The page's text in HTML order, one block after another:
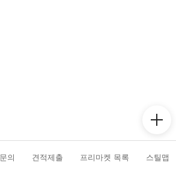
의 견적제출 프리마켓 목록 스틸맵